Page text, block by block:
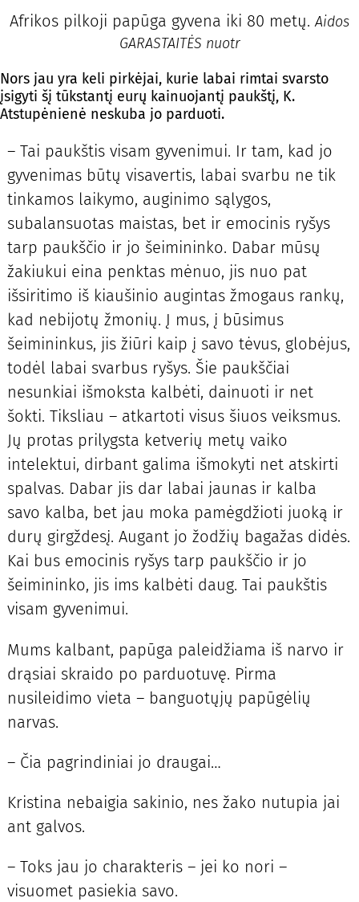
Afrikos pilkoji papūga gyvena iki 80 metų.Aidos
GARASTAITĖS nuotr
Nors jau yra keli pirkėjai, kurie labai rimtai svarsto
įsigyti šį tūkstantį eurų kainuojantį paukštį, K.
Atstupėnienė neskuba jo parduoti.
– Tai paukštis visam gyvenimui. Ir tam, kad jo
gyvenimas būtų visavertis, labai svarbu ne tik
tinkamos laikymo, auginimo sąlygos,
subalansuotas maistas, bet ir emocinis ryšys
tarp paukščio ir jo šeimininko. Dabar mūsų
žakiukui eina penktas mėnuo, jis nuo pat
išsiritimo iš kiaušinio augintas žmogaus rankų,
kad nebijotų žmonių. Į mus, į būsimus
šeimininkus, jis žiūri kaip į savo tėvus, globėjus,
todėl labai svarbus ryšys. Šie paukščiai
nesunkiai išmoksta kalbėti, dainuoti ir net
šokti. Tiksliau – atkartoti visus šiuos veiksmus.
Jų protas prilygsta ketverių metų vaiko
intelektui, dirbant galima išmokyti net atskirti
spalvas. Dabar jis dar labai jaunas ir kalba
savo kalba, bet jau moka pamėgdžioti juoką ir
durų girgždesį. Augant jo žodžių bagažas didės.
Kai bus emocinis ryšys tarp paukščio ir jo
šeimininko, jis ims kalbėti daug. Tai paukštis
visam gyvenimui.
Mums kalbant, papūga paleidžiama iš narvo ir
drąsiai skraido po parduotuvę. Pirma
nusileidimo vieta – banguotųjų papūgėlių
narvas.
– Čia pagrindiniai jo draugai…
Kristina nebaigia sakinio, nes žako nutupia jai
ant galvos.
– Toks jau jo charakteris – jei ko nori –
visuomet pasiekia savo.